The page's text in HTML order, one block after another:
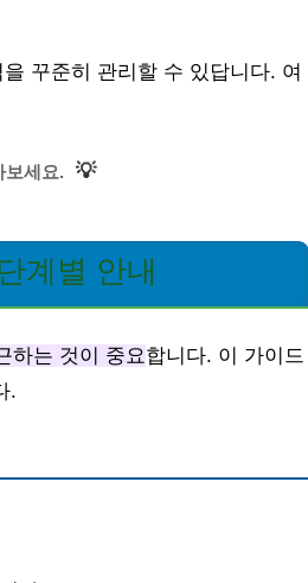
꾸준히 관리할 수 있답니다. 여
보세요. 💡
계별 안내
하는 것이 중요합니다. 이 가이드
.